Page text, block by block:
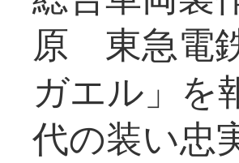
原 東急電
ガエル」
代の装い忠